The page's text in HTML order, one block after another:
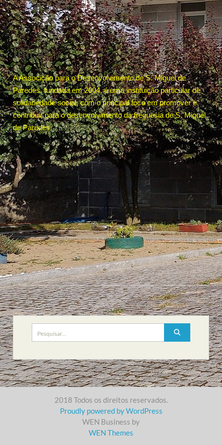
Paredes
Início
A Associção para o Desenvolvimento de S. Miguel de
Paredes, fundada em 2004, é uma instituição particular de
solidariedade social, com o principal foco em promover e
contribuir para o desenvolvimento da freguesia de S. Miguel
de Paredes.
for:
2018 Todos os direitos reservados.
Proudly powered by WordPress
WEN Business by
WEN Themes